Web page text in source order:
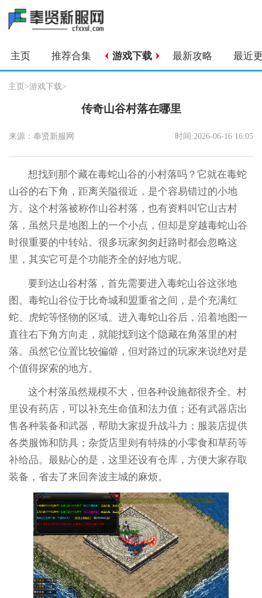
主页 推荐合集 游戏下载 最新攻略 最近
主页>游戏下载>
传奇山谷村落在哪里
来源：奉贤新服网 时间:2026-06-16 16:05
想找到那个藏在毒蛇山谷的小村落吗？它就在毒蛇
山谷的右下角，距离关隘很近，是个容易错过的小地
方。这个村落被称作山谷村落，也有资料叫它山古村
落，虽然只是地图上的一个小点，但却是穿越毒蛇山谷
时很重要的中转站。很多玩家匆匆赶路时都会忽略这
里，其实它可是个功能齐全的好地方呢。
要到达山谷村落，首先需要进入毒蛇山谷这张地
图。毒蛇山谷位于比奇城和盟重省之间，是个充满红
蛇、虎蛇等怪物的区域。进入毒蛇山谷后，沿着地图一
直往右下角方向走，就能找到这个隐藏在角落里的村
落。虽然它位置比较偏僻，但对路过的玩家来说绝对是
个值得探索的地方。
这个村落虽然规模不大，但各种设施都很齐全。村
里设有药店，可以补充生命值和法力值；还有武器店出
售各种装备和武器，帮助大家提升战斗力；服装店提供
各类服饰和防具；杂货店里则有特殊的小零食和草药等
补给品。最贴心的是，这里还设有仓库，方便大家存取
装备，省去了来回奔波主城的麻烦。